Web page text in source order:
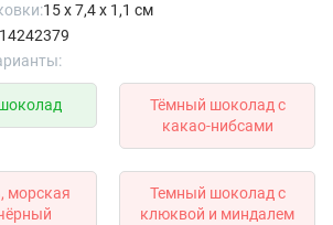
15 x 7,4 x 1,1 см
Тёмный шоколад с
какао-нибсами
морская
Темный шоколад с
клюквой и миндалем